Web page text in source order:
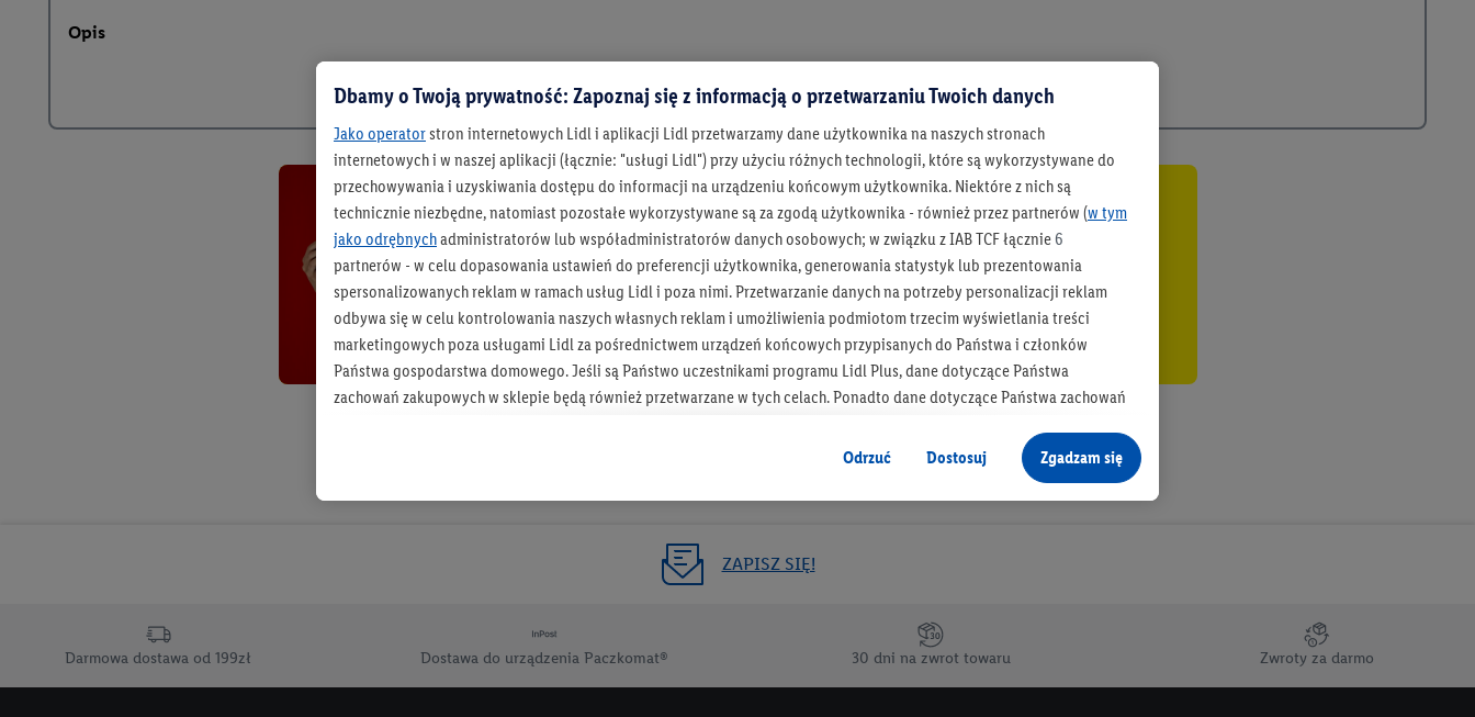
Opis
Bądź na bieżąco
Otrzymuj newsletter Lidla
Zapisz się!
ZAPISZ SIĘ!
Darmowa dostawa od 199zł Dostawa do urządzenia Paczkomat® 30 dni na zwrot towaru Zwroty za darmo
Dbamy o Twoją prywatność: Zapoznaj się z informacją o przetwarzaniu Twoich danych
Jako operatorstron internetowych Lidl i aplikacji Lidl przetwarzamy dane użytkownika na naszych stronach
internetowych i w naszej aplikacji (łącznie: "usługi Lidl") przy użyciu różnych technologii, które są wykorzystywane do
przechowywania i uzyskiwania dostępu do informacji na urządzeniu końcowym użytkownika. Niektóre z nich są
technicznie niezbędne, natomiast pozostałe wykorzystywane są za zgodą użytkownika - również przez partnerów (w tym
jako odrębnychadministratorów lub współadministratorów danych osobowych; w związku z IAB TCF łącznie 6
partnerów - w celu dopasowania ustawień do preferencji użytkownika, generowania statystyk lub prezentowania
spersonalizowanych reklam w ramach usług Lidl i poza nimi. Przetwarzanie danych na potrzeby personalizacji reklam
odbywa się w celu kontrolowania naszych własnych reklam i umożliwienia podmiotom trzecim wyświetlania treści
marketingowych poza usługami Lidl za pośrednictwem urządzeń końcowych przypisanych do Państwa i członków
Państwa gospodarstwa domowego. Jeśli są Państwo uczestnikami programu Lidl Plus, dane dotyczące Państwa
zachowań zakupowych w sklepie będą również przetwarzane w tych celach. Ponadto dane dotyczące Państwa zachowań
jako niezależny administrator danych
Tworzenie spersonalizowanych reklam opiera się na generowaniu profili, które są również wzbogacane o dane z innych
informacji z konta klienta - np. wieku lub płci - a także dokładnych danych dotyczących lokalizacji), również przez różne
urządzenia końcowe i usługi Lidl, w tym przechowywanie lub uzyskiwanie dostępu do informacji na urządzeniach
przetwarzanie odbywa się również w celu pomiaru wydajności/skuteczności reklamy, badania grup docelowych,
opracowywania ofert oraz zapewnienia bezpieczeństwa technicznego i optymalizacji wyświetlania konkretnych treści.
Odrzuć Dostosuj Zgadzam się